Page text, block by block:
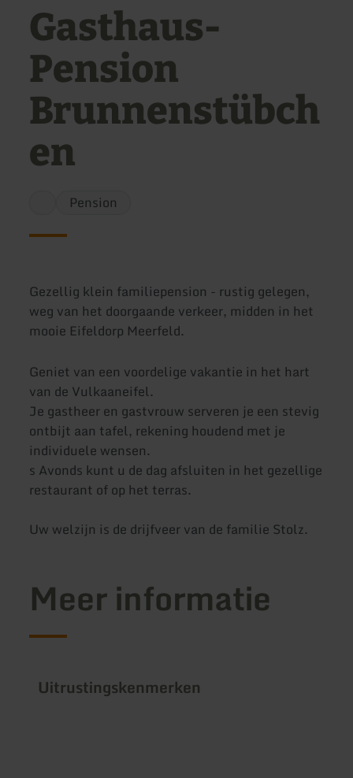
Gasthaus-
Pension
Brunnenstübch
en
Pension
Gezellig klein familiepension - rustig gelegen,
weg van het doorgaande verkeer, midden in het
mooie Eifeldorp Meerfeld.
Geniet van een voordelige vakantie in het hart
van de Vulkaaneifel.
Je gastheer en gastvrouw serveren je een stevig
ontbijt aan tafel, rekening houdend met je
individuele wensen.
s Avonds kunt u de dag afsluiten in het gezellige
restaurant of op het terras.
Uw welzijn is de drijfveer van de familie Stolz.
Meer informatie
Uitrustingskenmerken